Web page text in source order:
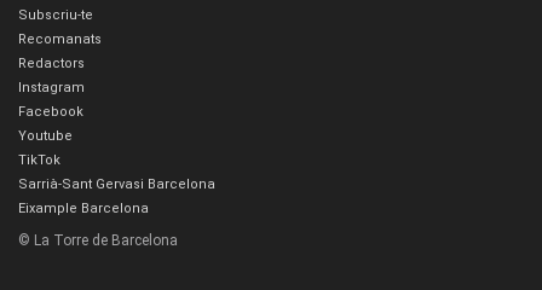
Subscriu-te
Recomanats
Redactors
Instagram
Facebook
Youtube
TikTok
Sarrià-Sant Gervasi Barcelona
Eixample Barcelona
© La Torre de Barcelona